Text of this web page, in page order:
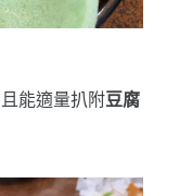
能適量扒附豆腐